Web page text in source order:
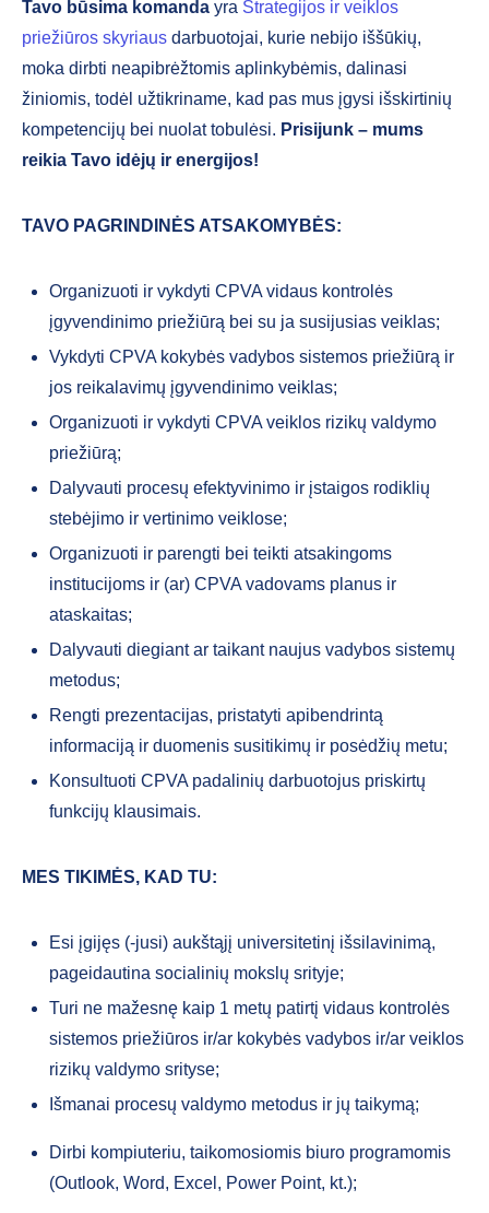
Tavo būsima komanda yra Strategijos ir veiklos
priežiūros skyriaus darbuotojai, kurie nebijo iššūkių,
moka dirbti neapibrėžtomis aplinkybėmis, dalinasi
žiniomis, todėl užtikriname, kad pas mus įgysi išskirtinių
kompetencijų bei nuolat tobulėsi. Prisijunk – mums
reikia Tavo idėjų ir energijos!
TAVO PAGRINDINĖS ATSAKOMYBĖS:
Organizuoti ir vykdyti CPVA vidaus kontrolės
įgyvendinimo priežiūrą bei su ja susijusias veiklas;
Vykdyti CPVA kokybės vadybos sistemos priežiūrą ir
jos reikalavimų įgyvendinimo veiklas;
Organizuoti ir vykdyti CPVA veiklos rizikų valdymo
priežiūrą;
Dalyvauti procesų efektyvinimo ir įstaigos rodiklių
stebėjimo ir vertinimo veiklose;
Organizuoti ir parengti bei teikti atsakingoms
institucijoms ir (ar) CPVA vadovams planus ir
ataskaitas;
Dalyvauti diegiant ar taikant naujus vadybos sistemų
metodus;
Rengti prezentacijas, pristatyti apibendrintą
informaciją ir duomenis susitikimų ir posėdžių metu;
Konsultuoti CPVA padalinių darbuotojus priskirtų
funkcijų klausimais.
MES TIKIMĖS, KAD TU:
Esi įgijęs (-jusi) aukštąjį universitetinį išsilavinimą,
pageidautina socialinių mokslų srityje;
Turi ne mažesnę kaip 1 metų patirtį vidaus kontrolės
sistemos priežiūros ir/ar kokybės vadybos ir/ar veiklos
rizikų valdymo srityse;
Išmanai procesų valdymo metodus ir jų taikymą;
Dirbi kompiuteriu, taikomosiomis biuro programomis
(Outlook, Word, Excel, Power Point, kt.);